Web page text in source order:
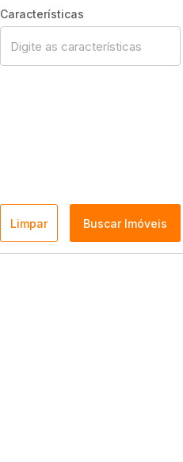
Características
Limpar Buscar Imóveis